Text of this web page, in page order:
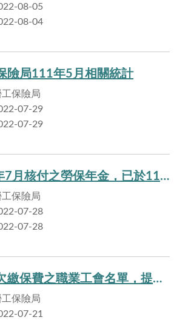
08-05
08-04
險局111年5月相關統計
保險局
07-29
07-29
勞保局111年7月核付之勞保年金，已於111年7月28日匯入申請人帳戶。
保險局
07-28
07-28
勞保局公布欠繳保費之職業工會名單，提醒勞工注意自身權益
保險局
07-21